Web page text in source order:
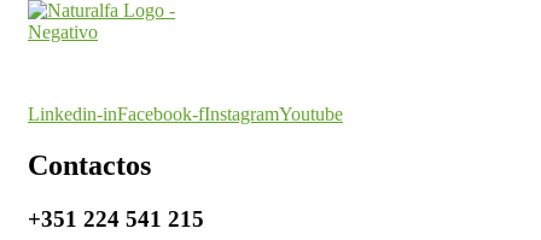
Linkedin-inFacebook-fInstagramYoutube
Contactos
+351 224 541 215